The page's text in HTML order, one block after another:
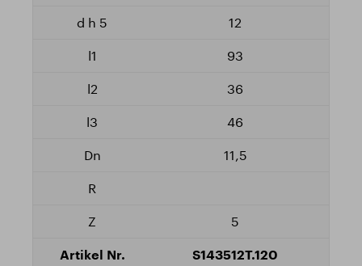
12
93
36
46
11,5
5
S143512T.120